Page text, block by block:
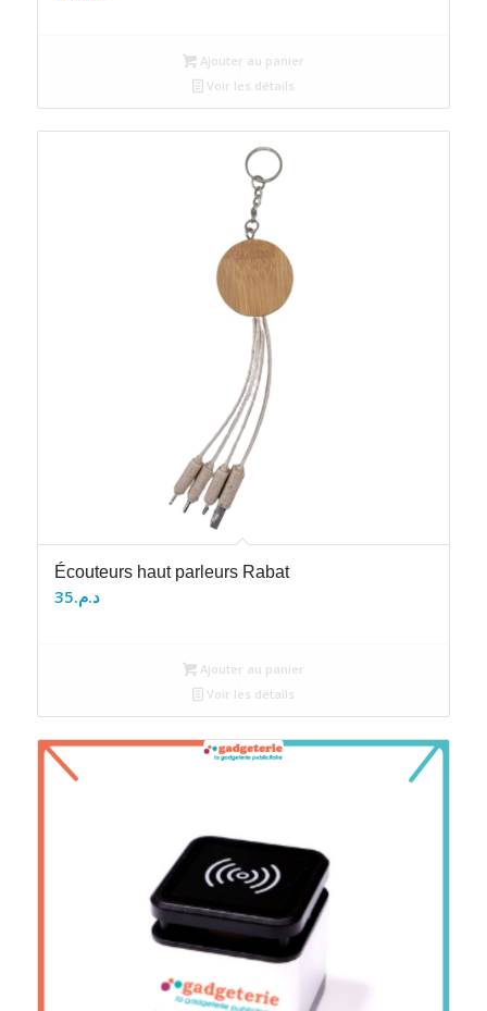
Ajouter au panier
Voir les détails
Écouteurs haut parleurs Rabat
د.م.35
Ajouter au panier
Voir les détails